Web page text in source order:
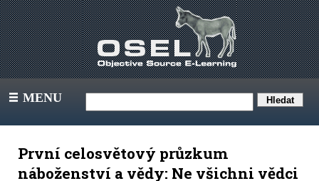
III MENU
První celosvětový průzkum
náboženství a vědy: Ne všichni vědci